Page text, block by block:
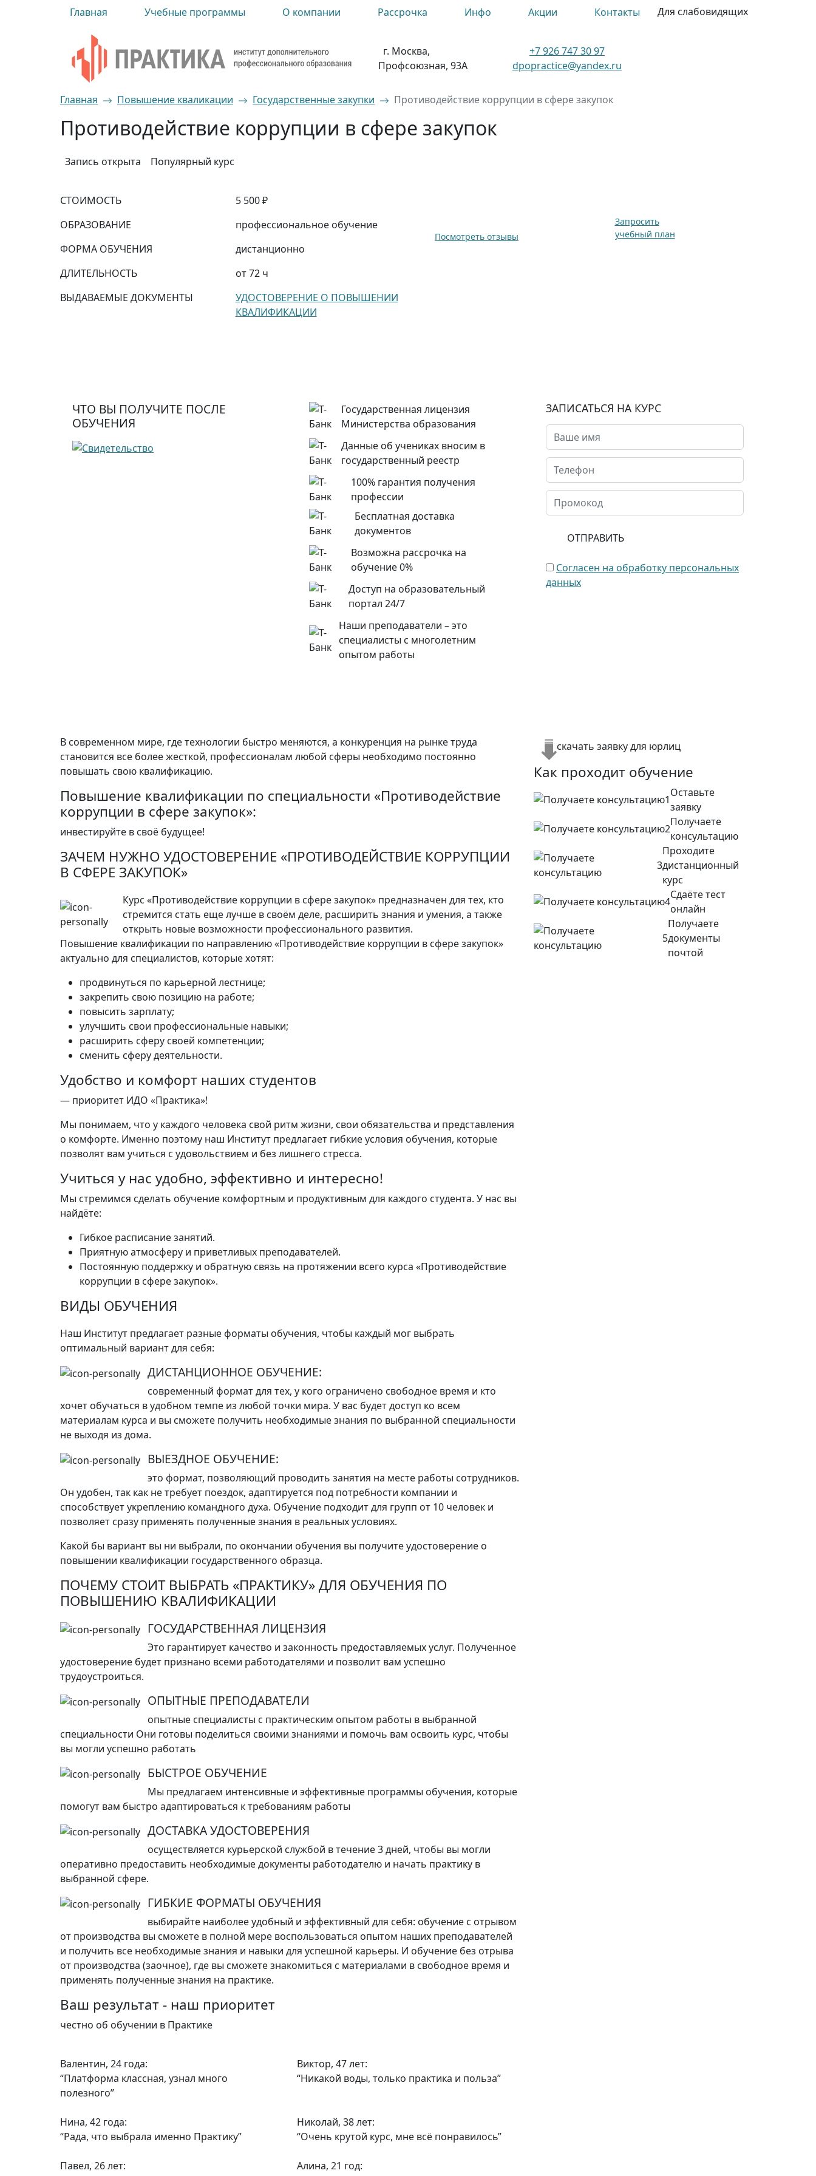
Главная Учебные программы О компании Рассрочка Инфо Акции Контакты Для слабовидящих
г. Москва,
Профсоюзная, 93А
+7 926 747 30 97
dpopractice@yandex.ru
Главная Повышение кваликации Государственные закупки Противодействие коррупции в сфере закупок
Противодействие коррупции в сфере закупок
Запись открыта Популярный курс
СТОИМОСТЬ
5 500 ₽
ОБРАЗОВАНИЕ
профессиональное обучение
ФОРМА ОБУЧЕНИЯ
дистанционно
ДЛИТЕЛЬНОСТЬ
от 72 ч
ВЫДАВАЕМЫЕ ДОКУМЕНТЫ
УДОСТОВЕРЕНИЕ О ПОВЫШЕНИИ
КВАЛИФИКАЦИИ
Посмотреть отзывы
Запросить
учебный план
ЧТО ВЫ ПОЛУЧИТЕ ПОСЛЕ
ОБУЧЕНИЯ
Государственная лицензия
Министерства образования
Данные об учениках вносим в
государственный реестр
100% гарантия получения
профессии
Бесплатная доставка
документов
Возможна рассрочка на
обучение 0%
Доступ на образовательный
портал 24/7
Наши преподаватели – это
специалисты с многолетним
опытом работы
ЗАПИСАТЬСЯ НА КУРС
ОТПРАВИТЬ
Согласен на обработку персональных
данных
В современном мире, где технологии быстро меняются, а конкуренция на рынке труда
становится все более жесткой, профессионалам любой сферы необходимо постоянно
повышать свою квалификацию.
Повышение квалификации по специальности «Противодействие
коррупции в сфере закупок»:
инвестируйте в своё будущее!
ЗАЧЕМ НУЖНО УДОСТОВЕРЕНИЕ «ПРОТИВОДЕЙСТВИЕ КОРРУПЦИИ
В СФЕРЕ ЗАКУПОК»
Курс «Противодействие коррупции в сфере закупок» предназначен для тех, кто
стремится стать еще лучше в своём деле, расширить знания и умения, а также
открыть новые возможности профессионального развития.
Повышение квалификации по направлению «Противодействие коррупции в сфере закупок»
актуально для специалистов, которые хотят:
продвинуться по карьерной лестнице;
закрепить свою позицию на работе;
повысить зарплату;
улучшить свои профессиональные навыки;
расширить сферу своей компетенции;
сменить сферу деятельности.
Удобство и комфорт наших студентов
— приоритет ИДО «Практика»!
Мы понимаем, что у каждого человека свой ритм жизни, свои обязательства и представления
о комфорте. Именно поэтому наш Институт предлагает гибкие условия обучения, которые
позволят вам учиться с удовольствием и без лишнего стресса.
Учиться у нас удобно, эффективно и интересно!
Мы стремимся сделать обучение комфортным и продуктивным для каждого студента. У нас вы
найдёте:
Гибкое расписание занятий.
Приятную атмосферу и приветливых преподавателей.
Постоянную поддержку и обратную связь на протяжении всего курса «Противодействие
коррупции в сфере закупок».
ВИДЫ ОБУЧЕНИЯ
Наш Институт предлагает разные форматы обучения, чтобы каждый мог выбрать
оптимальный вариант для себя:
ДИСТАНЦИОННОЕ ОБУЧЕНИЕ:
современный формат для тех, у кого ограничено свободное время и кто
хочет обучаться в удобном темпе из любой точки мира. У вас будет доступ ко всем
материалам курса и вы сможете получить необходимые знания по выбранной специальности
не выходя из дома.
ВЫЕЗДНОЕ ОБУЧЕНИЕ:
это формат, позволяющий проводить занятия на месте работы сотрудников.
Он удобен, так как не требует поездок, адаптируется под потребности компании и
способствует укреплению командного духа. Обучение подходит для групп от 10 человек и
позволяет сразу применять полученные знания в реальных условиях.
Какой бы вариант вы ни выбрали, по окончании обучения вы получите удостоверение о
повышении квалификации государственного образца.
ПОЧЕМУ СТОИТ ВЫБРАТЬ «ПРАКТИКУ» ДЛЯ ОБУЧЕНИЯ ПО
ПОВЫШЕНИЮ КВАЛИФИКАЦИИ
ГОСУДАРСТВЕННАЯ ЛИЦЕНЗИЯ
Это гарантирует качество и законность предоставляемых услуг. Полученное
удостоверение будет признано всеми работодателями и позволит вам успешно
трудоустроиться.
ОПЫТНЫЕ ПРЕПОДАВАТЕЛИ
опытные специалисты с практическим опытом работы в выбранной
специальности Они готовы поделиться своими знаниями и помочь вам освоить курс, чтобы
вы могли успешно работать
БЫСТРОЕ ОБУЧЕНИЕ
Мы предлагаем интенсивные и эффективные программы обучения, которые
помогут вам быстро адаптироваться к требованиям работы
ДОСТАВКА УДОСТОВЕРЕНИЯ
осуществляется курьерской службой в течение 3 дней, чтобы вы могли
оперативно предоставить необходимые документы работодателю и начать практику в
выбранной сфере.
ГИБКИЕ ФОРМАТЫ ОБУЧЕНИЯ
выбирайте наиболее удобный и эффективный для себя: обучение с отрывом
от производства вы сможете в полной мере воспользоваться опытом наших преподавателей
и получить все необходимые знания и навыки для успешной карьеры. И обучение без отрыва
от производства (заочное), где вы сможете знакомиться с материалами в свободное время и
применять полученные знания на практике.
Ваш результат - наш приоритет
честно об обучении в Практике
Валентин, 24 года:
“Платформа классная, узнал много
полезного”
Виктор, 47 лет:
“Никакой воды, только практика и польза”
Нина, 42 года:
“Рада, что выбрала именно Практику”
Николай, 38 лет:
“Очень крутой курс, мне всё понравилось”
Павел, 26 лет:
Алина, 21 год:
скачать заявку для юрлиц
Как проходит обучение
1
Оставьте
заявку
2
Получаете
консультацию
3
Проходите
дистанционный
курс
4
Сдаёте тест
онлайн
5
Получаете
документы
почтой